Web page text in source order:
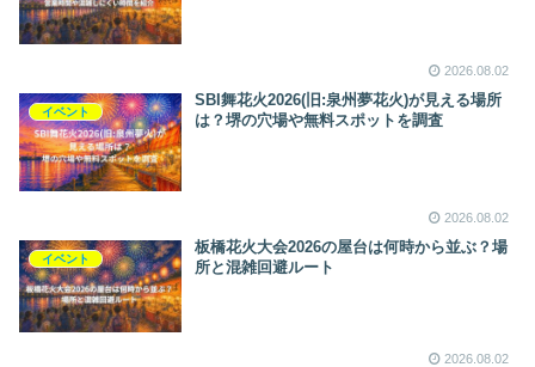
2026.08.02
イベント
SBI舞花火2026(旧:泉州夢花火)が見える場所
は？堺の穴場や無料スポットを調査
2026.08.02
イベント
板橋花火大会2026の屋台は何時から並ぶ？場
所と混雑回避ルート
2026.08.02